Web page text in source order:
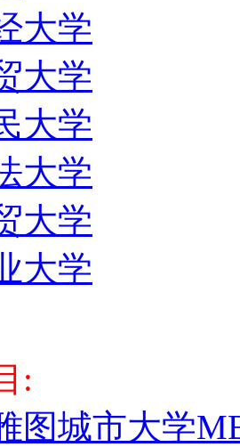
大学
大学
大学
大学
大学
大学
:
图城市大学